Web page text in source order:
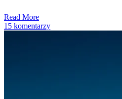
Read More
15 komentarzy